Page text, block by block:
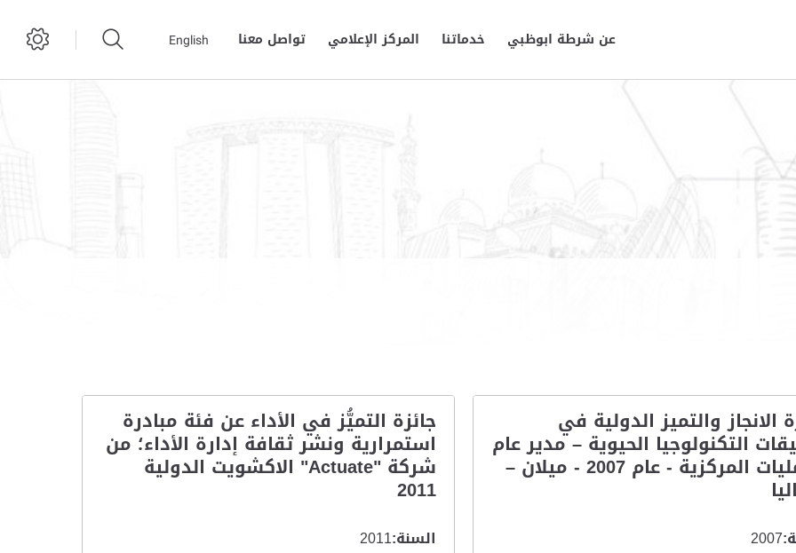
عن شرطة ابوظبي خدماتنا المركز الإعلامي تواصل معنا English
الانجاز والتميز الدولية في
التكنولوجيا الحيوية – مدير عام
العمليات المركزية - عام 2007 - ميلان –
2007
جائزة التميُّز في الأداء عن فئة مبادرة
استمرارية ونشر ثقافة إدارة الأداء؛ من
شركة "Actuate" الاكشويت الدولية
2011
السنة:2011